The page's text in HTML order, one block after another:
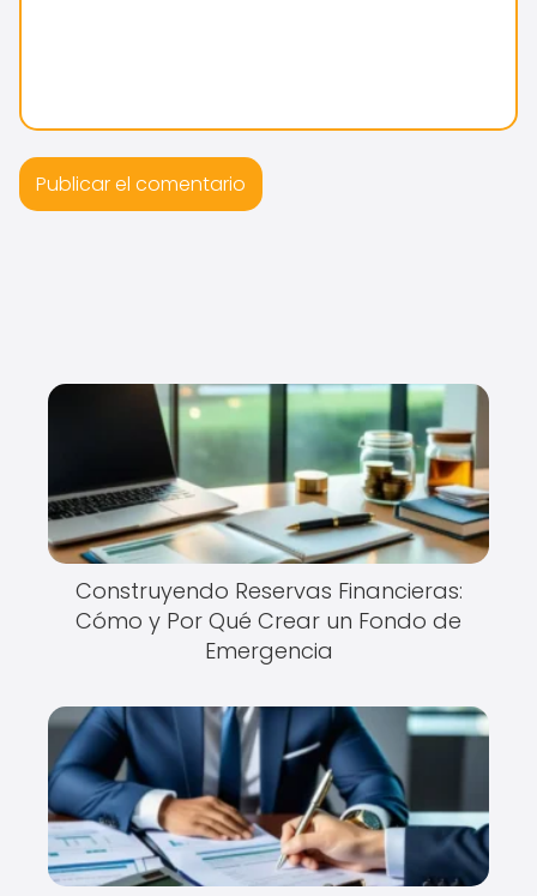
Construyendo Reservas Financieras:
Cómo y Por Qué Crear un Fondo de
Emergencia